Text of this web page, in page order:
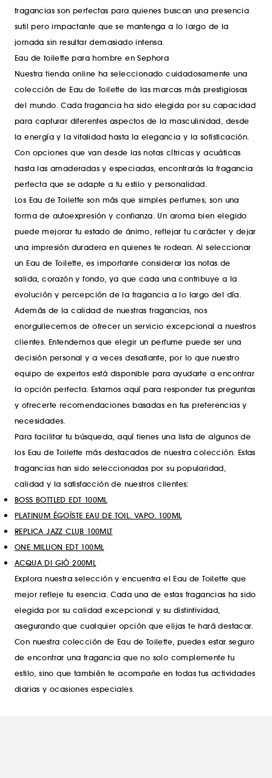
fragancias son perfectas para quienes buscan una presencia
sutil pero impactante que se mantenga a lo largo de la
jornada sin resultar demasiado intensa.
Eau de toilette para hombre en Sephora
Nuestra tienda online ha seleccionado cuidadosamente una
colección de Eau de Toilette de las marcas más prestigiosas
del mundo. Cada fragancia ha sido elegida por su capacidad
para capturar diferentes aspectos de la masculinidad, desde
la energía y la vitalidad hasta la elegancia y la sofisticación.
Con opciones que van desde las notas cítricas y acuáticas
hasta las amaderadas y especiadas, encontrarás la fragancia
perfecta que se adapte a tu estilo y personalidad.
Los Eau de Toilette son más que simples perfumes; son una
forma de autoexpresión y confianza. Un aroma bien elegido
puede mejorar tu estado de ánimo, reflejar tu carácter y dejar
una impresión duradera en quienes te rodean. Al seleccionar
un Eau de Toilette, es importante considerar las notas de
salida, corazón y fondo, ya que cada una contribuye a la
evolución y percepción de la fragancia a lo largo del día.
Además de la calidad de nuestras fragancias, nos
enorgullecemos de ofrecer un servicio excepcional a nuestros
clientes. Entendemos que elegir un perfume puede ser una
decisión personal y a veces desafiante, por lo que nuestro
equipo de expertos está disponible para ayudarte a encontrar
la opción perfecta. Estamos aquí para responder tus preguntas
y ofrecerte recomendaciones basadas en tus preferencias y
necesidades.
Para facilitar tu búsqueda, aquí tienes una lista de algunos de
los Eau de Toilette más destacados de nuestra colección. Estas
fragancias han sido seleccionadas por su popularidad,
calidad y la satisfacción de nuestros clientes:
BOSS BOTTLED EDT 100ML
PLATINUM ÉGOÏSTE EAU DE TOIL. VAPO. 100ML
REPLICA JAZZ CLUB 100MLT
ONE MILLION EDT 100ML
ACQUA DI GIÒ 200ML
Explora nuestra selección y encuentra el Eau de Toilette que
mejor refleje tu esencia. Cada una de estas fragancias ha sido
elegida por su calidad excepcional y su distintividad,
asegurando que cualquier opción que elijas te hará destacar.
Con nuestra colección de Eau de Toilette, puedes estar seguro
de encontrar una fragancia que no solo complemente tu
estilo, sino que también te acompañe en todas tus actividades
diarias y ocasiones especiales.